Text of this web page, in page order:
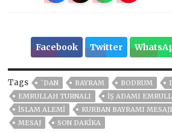
Facebook Twitter
Tags `DAN BAYRAM BODRUM
EMRULLAH TURNALI
İŞ ADAMI
İSLAM ALEMİ
KURBAN BAYRAMI MESAJI
MESAJ
SON DAKIKA